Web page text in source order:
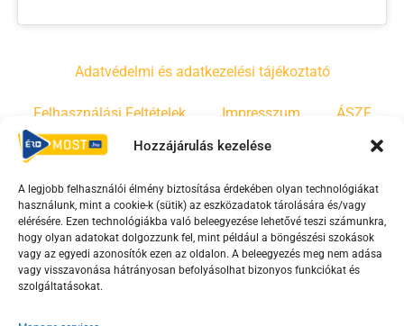
Hozzájárulás kezelése
A legjobb felhasználói élmény biztosítása érdekében olyan technológiákat
használunk, mint a cookie-k (sütik) az eszközadatok tárolására és/vagy
elérésére. Ezen technológiákba való beleegyezése lehetővé teszi számunkra,
hogy olyan adatokat dolgozzunk fel, mint például a böngészési szokások
vagy az egyedi azonosítók ezen az oldalon. A beleegyezés meg nem adása
vagy visszavonása hátrányosan befolyásolhat bizonyos funkciókat és
szolgáltatásokat.
Adatvédelmi és adatkezelési tájékoztató
Felhasználási Feltételek Impresszum ÁSZF
Irányelvek Moderálási szabályzat
F
a
c
e
Y
o
u
t
T
i
k